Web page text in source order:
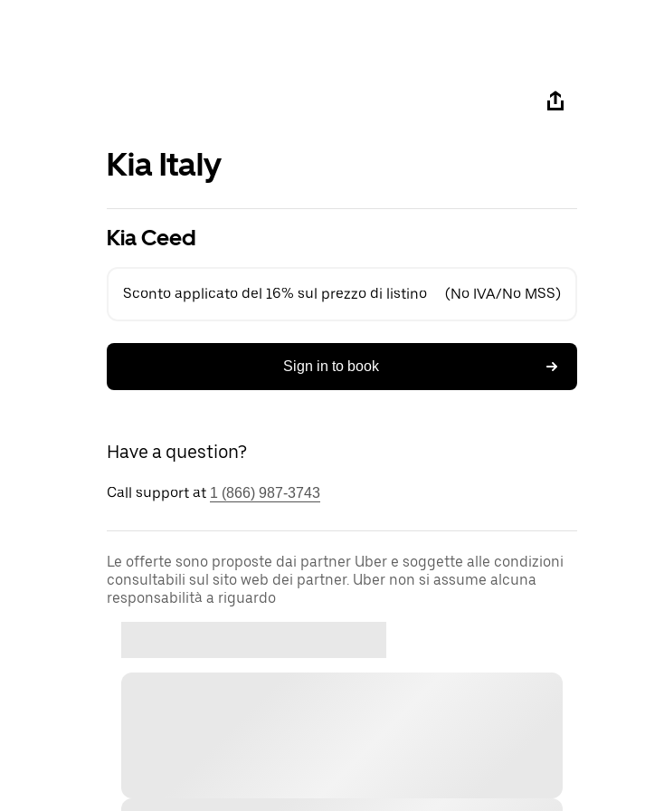
Kia Italy
Kia Ceed
Sconto applicato del 16% sul prezzo di listino (No IVA/No MSS)
Sign in to book
Have a question?
Call support at 1 (866) 987-3743
Le offerte sono proposte dai partner Uber e soggette alle condizioni
consultabili sul sito web dei partner. Uber non si assume alcuna
responsabilità a riguardo